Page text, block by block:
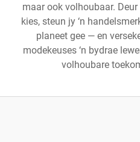
maar ook volhoubaar. Deur
kies, steun jy ‘n
planeet gee — en
modekeuses ‘n bydrae
volhoubare